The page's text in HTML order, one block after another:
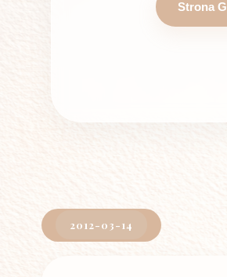
Strona
2012-03-14